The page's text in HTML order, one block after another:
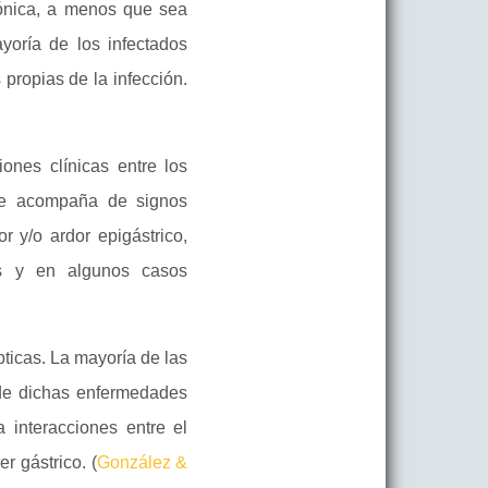
a menos que sea
de los infectados
de la infección.
clínicas entre los
acompaña de signos
y/o ardor epigástrico,
y en algunos casos
La mayoría de las
dichas enfermedades
interacciones entre el
gástrico. (González &